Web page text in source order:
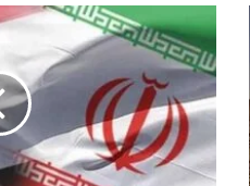
ه
ر
ا
ن
ح